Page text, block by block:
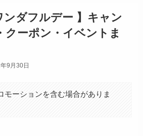
ンダフルデー 】キャン
クーポン・イベントま
9月30日
モーションを含む場合がありま